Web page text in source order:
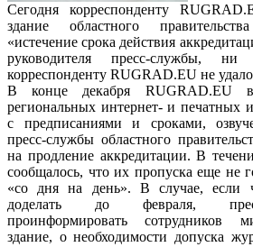
Сегодня корреспонденту
здание областного
«истечение срока действия
руководителя пресс-службы,
корреспонденту RUGRAD.EU не
В конце декабря RUGRAD.EU
региональных интернет- и печатных
с предписаниями и сроками,
пресс-службы областного
на продление аккредитации. В
сообщалось, что их пропуска еще не
«со дня на день». В случае, если
доделать до февраля,
проинформировать сотрудников
здание, о необходимости допуска